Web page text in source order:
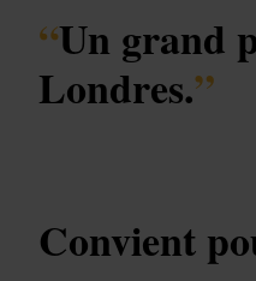
“Un grand
Londres.”
Convient